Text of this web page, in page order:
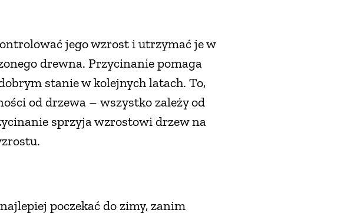
jego wzrost i utrzymać je w
drewna. Przycinanie pomaga
stanie w kolejnych latach. To,
od drzewa – wszystko zależy od
sprzyja wzrostowi drzew na
poczekać do zimy, zanim